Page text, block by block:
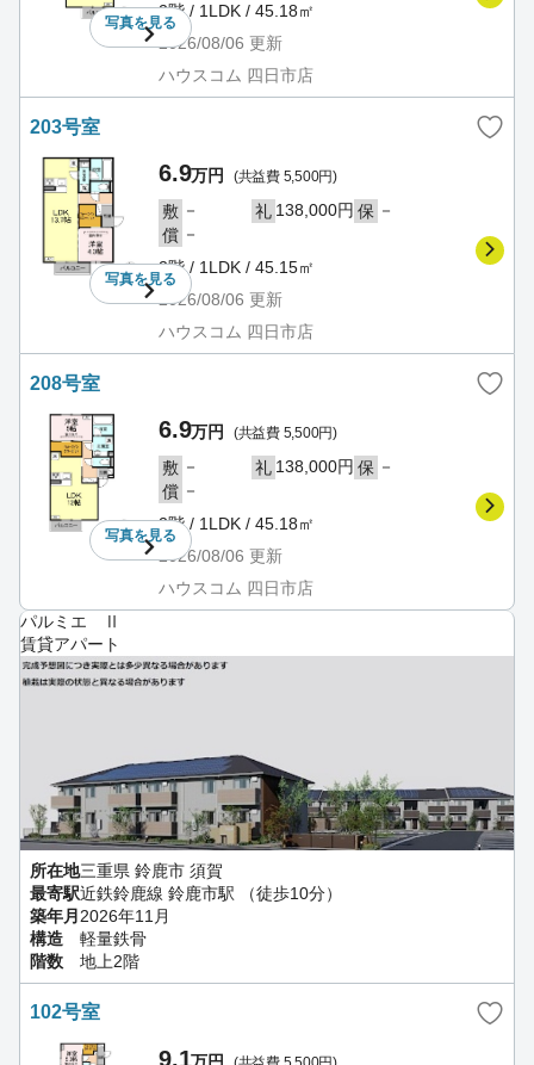
写真を見る
2階 / 1LDK / 45.18㎡
2026/08/06 更新
ハウスコム 四日市店
203号室
写真を見る
6.9万円 (共益費 5,500円)
敷 － 礼 138,000円 保 －
償 －
2階 / 1LDK / 45.15㎡
2026/08/06 更新
ハウスコム 四日市店
208号室
写真を見る
6.9万円 (共益費 5,500円)
敷 － 礼 138,000円 保 －
償 －
2階 / 1LDK / 45.18㎡
2026/08/06 更新
ハウスコム 四日市店
パルミエ Ⅱ
賃貸アパート
所在地三重県 鈴鹿市 須賀
最寄駅近鉄鈴鹿線 鈴鹿市駅 （徒歩10分）
築年月 2026年11月
構造
軽量鉄骨
階数
地上2階
102号室
9.1万円